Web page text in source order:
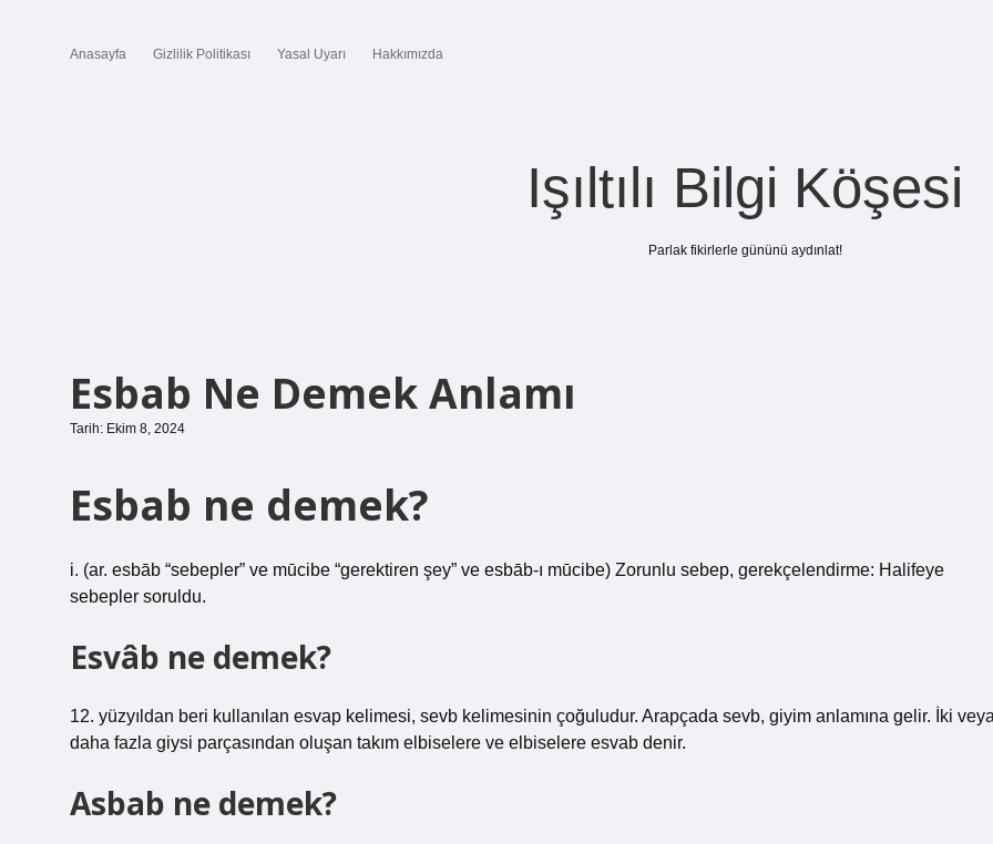
Anasayfa Gizlilik Politikası Yasal Uyarı Hakkımızda
Işıltılı Bilgi Köşesi
Parlak fikirlerle gününü aydınlat!
Esbab Ne Demek Anlamı
Tarih: Ekim 8, 2024
Esbab ne demek?
i. (ar. esbāb “sebepler” ve mūcibe “gerektiren şey” ve esbāb-ı mūcibe) Zorunlu sebep, gerekçelendirme: Halifeye
sebepler soruldu.
Esvâb ne demek?
12. yüzyıldan beri kullanılan esvap kelimesi, sevb kelimesinin çoğuludur. Arapçada sevb, giyim anlamına gelir. İki
daha fazla giysi parçasından oluşan takım elbiselere ve elbiselere esvab denir.
Asbab ne demek?